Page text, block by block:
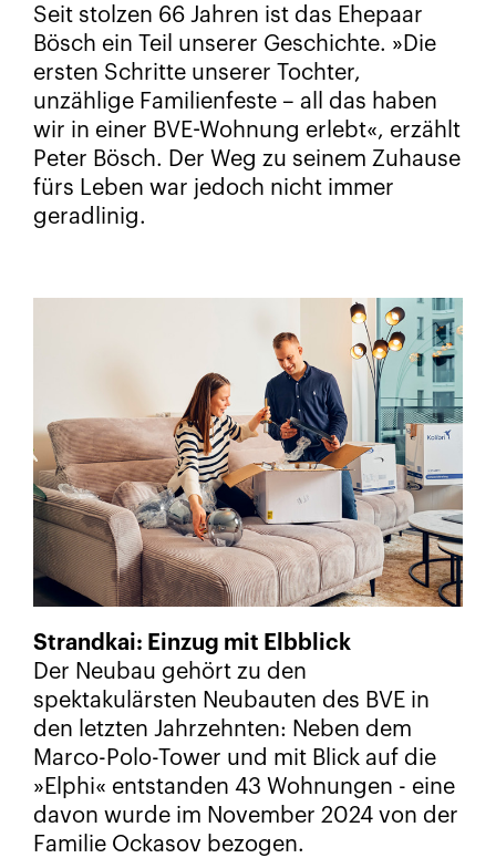
Seit stolzen 66 Jahren ist das Ehepaar
Bösch ein Teil unserer Geschichte. »Die
ersten Schritte unserer Tochter,
unzählige Familienfeste – all das haben
wir in einer BVE-Wohnung erlebt«, erzählt
Peter Bösch. Der Weg zu seinem Zuhause
fürs Leben war jedoch nicht immer
geradlinig.
Strandkai: Einzug mit Elbblick
Der Neubau gehört zu den
spektakulärsten Neubauten des BVE in
den letzten Jahrzehnten: Neben dem
Marco-Polo-Tower und mit Blick auf die
»Elphi« entstanden 43 Wohnungen - eine
davon wurde im November 2024 von der
Familie Ockasov bezogen.